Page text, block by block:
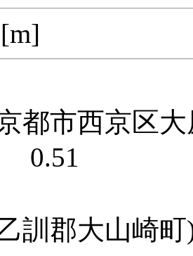
都市西京区
0.51
訓郡大山崎町